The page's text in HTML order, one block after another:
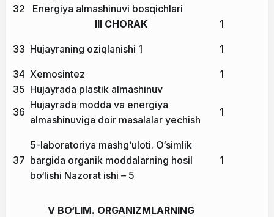
32
Energiya almashinuvi bosqichlari
III CHORAK
1
33 Hujayraning oziqlanishi 1 1
34 Xemosintez
1
35 Hujayrada plastik almashinuv
36
Hujayrada modda va energiya
almashinuviga doir masalalar yechish
1
37
5-laboratoriya mashg‘uloti. O‘simlik
bargida organik moddalarning hosil
bo‘lishi Nazorat ishi – 5
1
V BO‘LIM. ORGANIZMLARNING